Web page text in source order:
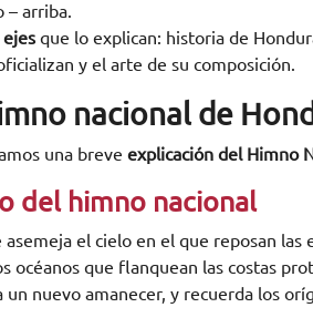
– arriba.
que lo explican: historia de
y el arte de su composición.
nacional de
una breve explicación del Himno
del himno nacional
asemeja el cielo en el que reposan las
océanos que flanquean las costas
un nuevo amanecer, y recuerda los